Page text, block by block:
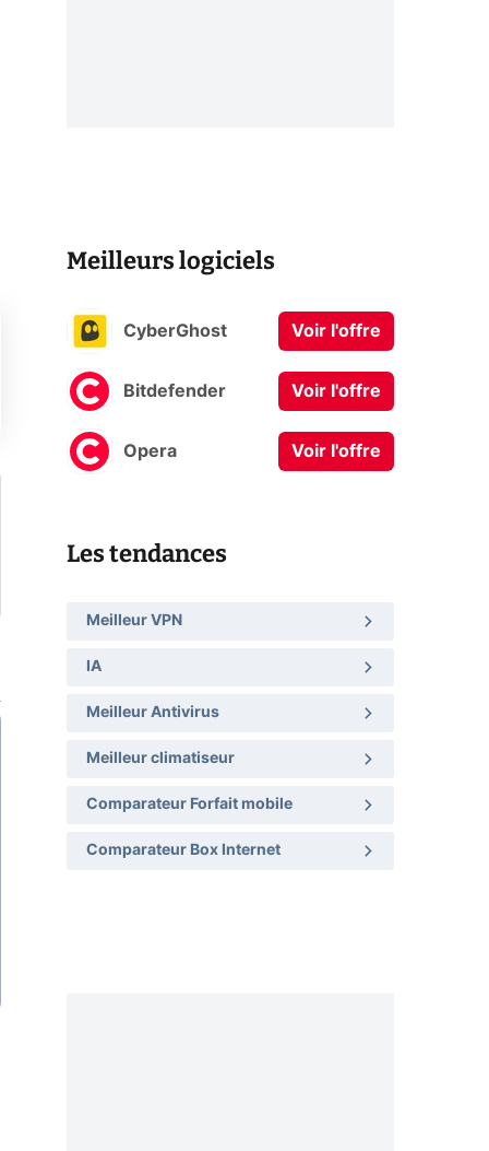
Meilleurs logiciels
CyberGhost Voir l'offre
Bitdefender Voir l'offre
Opera Voir l'offre
Les tendances
Meilleur VPN
IA
Meilleur Antivirus
Meilleur climatiseur
Comparateur Forfait mobile
Comparateur Box Internet